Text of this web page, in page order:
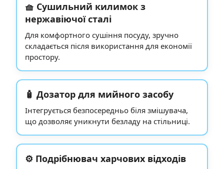
🧺 Сушильний килимок з
нержавіючої сталі
Для комфортного сушіння посуду, зручно
складається після використання для економії
простору.
🧴 Дозатор для мийного засобу
Інтегрується безпосередньо біля змішувача,
що дозволяє уникнути безладу на стільниці.
⚙️ Подрібнювач харчових відходів